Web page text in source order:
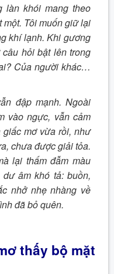
làn khói mang theo
một. Tôi muốn giữ lại
khí lạnh. Khi gương
hỏi bật lên trong
Của người khác…
đập mạnh. Ngoài
vào ngực, vẫn cảm
mơ vừa rồi, như
chưa được giải tỏa.
lại thấm đẫm màu
âm khó tả: buồn,
nhở nhẹ nhàng về
đã bỏ quên.
thấy bộ mặt